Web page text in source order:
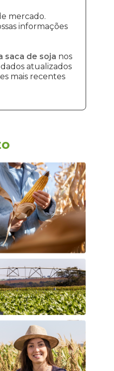
mercado.
informações
saca de soja nos
atualizados
mais recentes